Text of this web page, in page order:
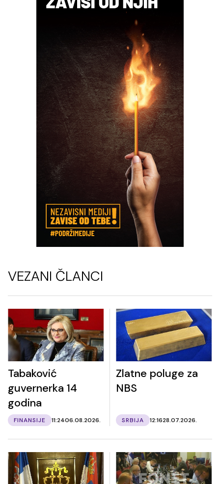
VEZANI ČLANCI
Tabaković
guvernerka 14
godina
FINANSIJE 11:2406.08.2026.
Zlatne poluge za
NBS
SRBIJA 12:1628.07.2026.